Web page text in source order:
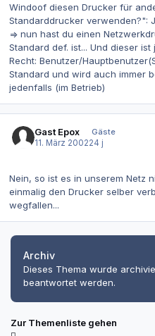
Windoof diesen Drucker für
Standarddrucker verwenden?":
=> nun hast du einen
Standard def. ist... Und dieser
Recht: Benutzer/
Standard und wird auch immer
jedenfalls (im Betrieb)
Gast Epox
Gäste
11. März 200224 j
Nein, so ist es in unserem Netz
einmalig den Drucker selber
wegfallen...
Archiv
Dieses Thema wurde
beantwortet werden.
Zur Themenliste gehen